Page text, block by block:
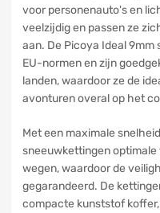
voor personenauto's en
veelzijdig en passen ze
aan. De Picoya Ideal
EU-normen en zijn
landen, waardoor ze de
avonturen overal op het
Met een maximale
sneeuwkettingen
wegen, waardoor de
gegarandeerd. De
compacte kunststof